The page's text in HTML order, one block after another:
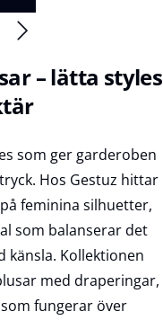
– lätta styles
som ger garderoben
Hos Gestuz hittar
feminina silhuetter,
som balanserar det
känsla. Kollektionen
med draperingar,
fungerar över